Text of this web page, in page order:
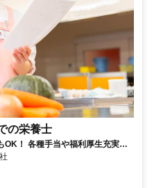
の栄養士
OK！ 各種手当や福利厚生充実で